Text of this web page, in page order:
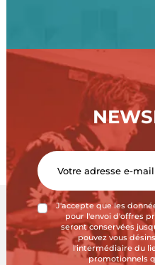
J'accepte que les
pour l'envoi d'offres
seront conservées
pouvez vous
l'intermédiaire du
promotionnels